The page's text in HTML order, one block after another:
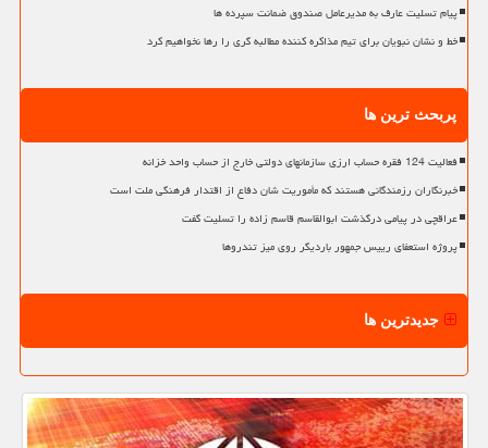
پیام تسلیت عارف به مدیرعامل صندوق ضمانت سپرده ها
خط و نشان نبویان برای تیم مذاکره کننده مطالبه گری را رها نخواهیم کرد
پربحث ترین ها
فعالیت 124 فقره حساب ارزی سازمانهای دولتی خارج از حساب واحد خزانه
خبرنگاران رزمندگانی هستند که مأموریت شان دفاع از اقتدار فرهنگی ملت است
عراقچی در پیامی درگذشت ابوالقاسم قاسم زاده را تسلیت گفت
پروژه استعفای رییس جمهور باردیگر روی میز تندروها
جدیدترین ها